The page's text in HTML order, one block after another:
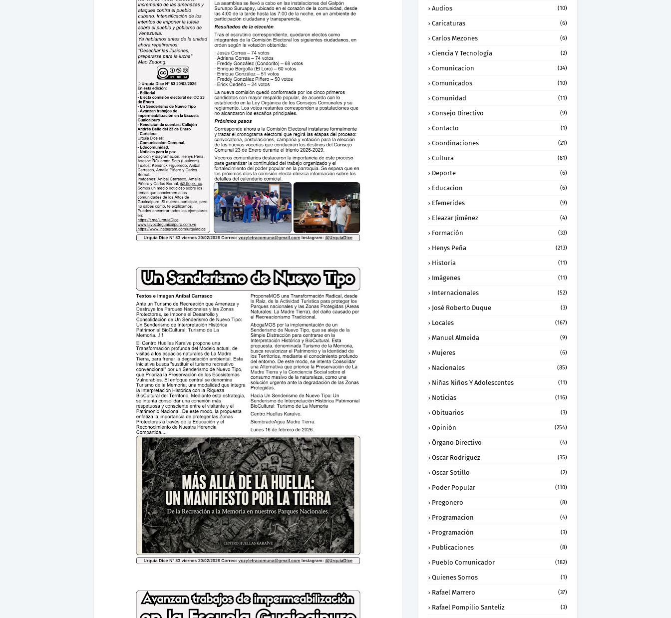
Audios (10)
Caricaturas (6)
Carlos Mezones (6)
Ciencia Y Tecnología (2)
Comunicacion (34)
Comunicados (10)
Comunidad (11)
Consejo Directivo (9)
Contacto (1)
Coordinaciones (21)
Cultura (81)
Deporte (6)
Educacion (6)
Efemerides (9)
Eleazar Jiménez (4)
Formación (33)
Henys Peña (213)
Historia (11)
Imágenes (11)
Internacionales (52)
José Roberto Duque (3)
Locales (167)
Manuel Almeida (9)
Mujeres (6)
Nacionales (85)
Niñas Niños Y Adolescentes (11)
Noticias (116)
Obituarios (3)
Opinión (254)
Órgano Directivo (4)
Oscar Rodriguez (35)
Oscar Sotillo (2)
Poder Popular (110)
Pregonero (8)
Programacion (4)
Programación (3)
Publicaciones (8)
Pueblo Comunicador (182)
Quienes Somos (1)
Rafael Marrero (37)
Rafael Pompilio Santeliz (3)